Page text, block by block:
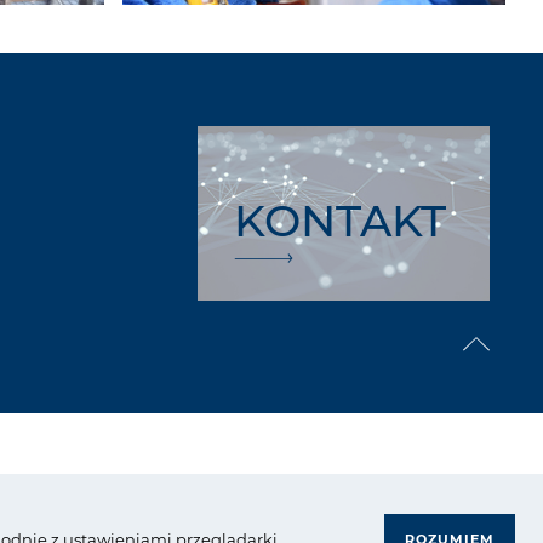
ROZUMIEM
KONTAKT